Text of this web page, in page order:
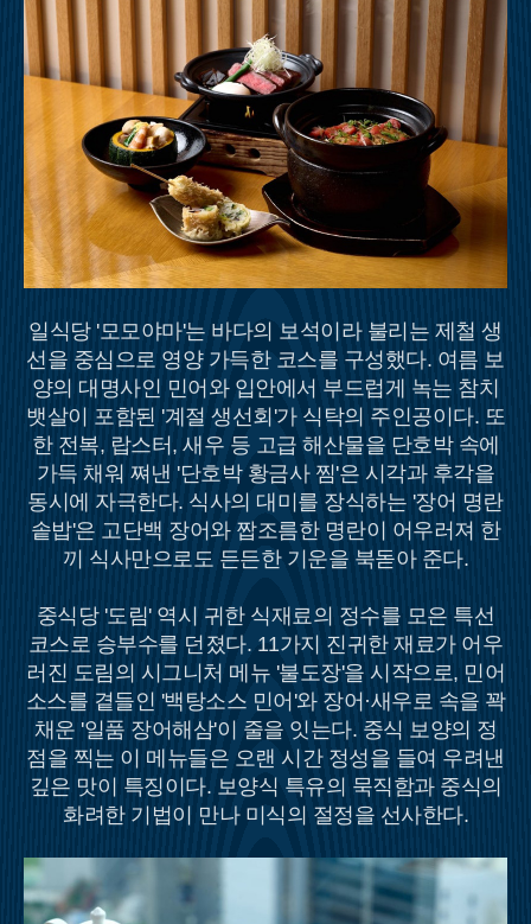
일식당 '모모야마'는 바다의 보석이라 불리는 제철 생
선을 중심으로 영양 가득한 코스를 구성했다. 여름 보
양의 대명사인 민어와 입안에서 부드럽게 녹는 참치
뱃살이 포함된 '계절 생선회'가 식탁의 주인공이다. 또
한 전복, 랍스터, 새우 등 고급 해산물을 단호박 속에
가득 채워 쪄낸 '단호박 황금사 찜'은 시각과 후각을
동시에 자극한다. 식사의 대미를 장식하는 '장어 명란
솥밥'은 고단백 장어와 짭조름한 명란이 어우러져 한
끼 식사만으로도 든든한 기운을 북돋아 준다.
중식당 '도림' 역시 귀한 식재료의 정수를 모은 특선
코스로 승부수를 던졌다. 11가지 진귀한 재료가 어우
러진 도림의 시그니처 메뉴 '불도장'을 시작으로, 민어
소스를 곁들인 '백탕소스 민어'와 장어·새우로 속을 꽉
채운 '일품 장어해삼'이 줄을 잇는다. 중식 보양의 정
점을 찍는 이 메뉴들은 오랜 시간 정성을 들여 우려낸
깊은 맛이 특징이다. 보양식 특유의 묵직함과 중식의
화려한 기법이 만나 미식의 절정을 선사한다.